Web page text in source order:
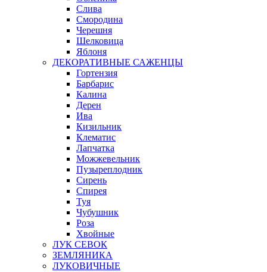
Слива
Смородина
Черешня
Шелковица
Яблоня
ДЕКОРАТИВНЫЕ САЖЕНЦЫ
Гортензия
Барбарис
Калина
Дерен
Ива
Кизильник
Клематис
Лапчатка
Можжевельник
Пузыреплодник
Сирень
Спирея
Туя
Чубушник
Роза
Хвойные
ЛУК СЕВОК
ЗЕМЛЯНИКА
ЛУКОВИЧНЫЕ